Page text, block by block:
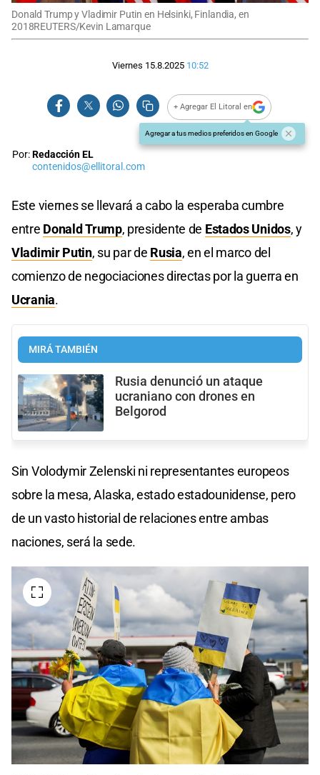
Donald Trump y Vladimir Putin en Helsinki, Finlandia, en
2018REUTERS/Kevin Lamarque
Viernes 15.8.2025 10:52
+ Agregar El Litoral en
Agregar a tus medios preferidos en Google
Por:Redacción EL
contenidos@ellitoral.com
Este viernes se llevará a cabo la esperaba cumbre
entre Donald Trump, presidente de Estados Unidos, y
Vladimir Putin, su par de Rusia, en el marco del
comienzo de negociaciones directas por la guerra en
Ucrania.
MIRÁ TAMBIÉN
Rusia denunció un ataque
ucraniano con drones en
Belgorod
Sin Volodymir Zelenski ni representantes europeos
sobre la mesa, Alaska, estado estadounidense, pero
de un vasto historial de relaciones entre ambas
naciones, será la sede.